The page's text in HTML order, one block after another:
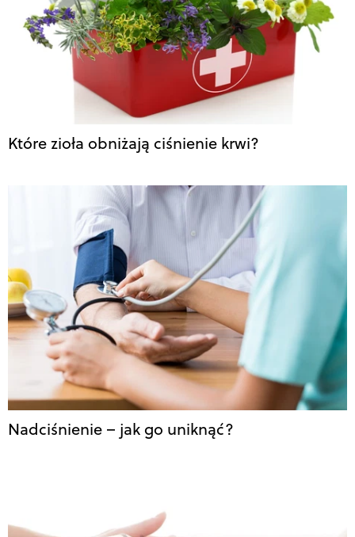
Które zioła obniżają ciśnienie krwi?
Nadciśnienie – jak go uniknąć?